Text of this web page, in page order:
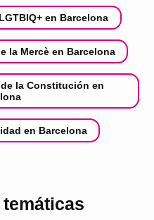
en Barcelona
la Mercè en Barcelona
la Constitución en
en Barcelona